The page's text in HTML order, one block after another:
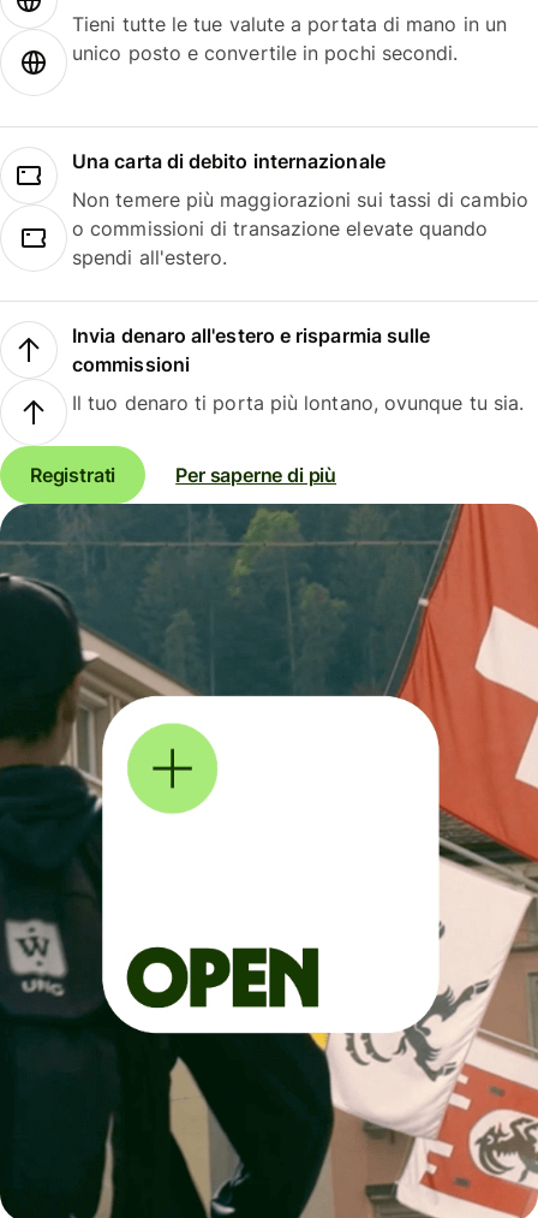
Tieni tutte le tue valute a portata di mano in un
unico posto e convertile in pochi secondi.
Una carta di debito internazionale
Non temere più maggiorazioni sui tassi di cambio
o commissioni di transazione elevate quando
spendi all'estero.
Invia denaro all'estero e risparmia sulle
commissioni
Il tuo denaro ti porta più lontano, ovunque tu sia.
Registrati Per saperne di più